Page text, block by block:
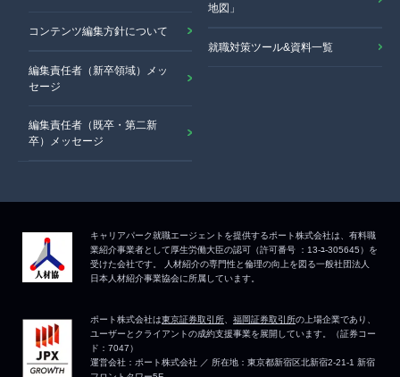
コンテンツ編集方針について
編集責任者（新卒領域）メッ
セージ
編集責任者（既卒・第二新
卒）メッセージ
地図」
就職対策ツール&資料一覧